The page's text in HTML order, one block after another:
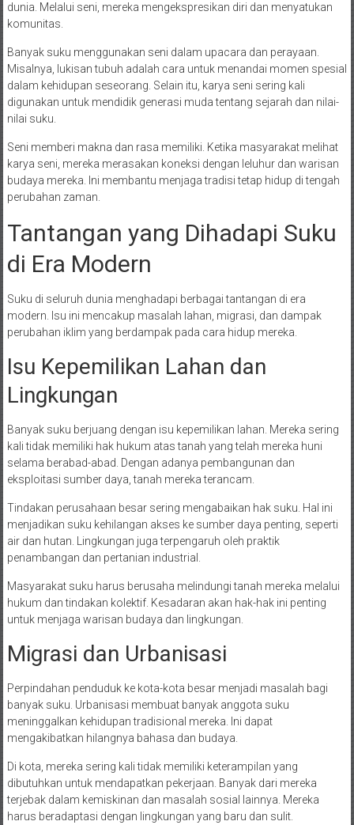
dunia. Melalui seni, mereka mengekspresikan diri dan menyatukan
komunitas.
Banyak suku menggunakan seni dalam upacara dan perayaan.
Misalnya, lukisan tubuh adalah cara untuk menandai momen spesial
dalam kehidupan seseorang. Selain itu, karya seni sering kali
digunakan untuk mendidik generasi muda tentang sejarah dan nilai-
nilai suku.
Seni memberi makna dan rasa memiliki. Ketika masyarakat melihat
karya seni, mereka merasakan koneksi dengan leluhur dan warisan
budaya mereka. Ini membantu menjaga tradisi tetap hidup di tengah
perubahan zaman.
Tantangan yang Dihadapi Suku
di Era Modern
Suku di seluruh dunia menghadapi berbagai tantangan di era
modern. Isu ini mencakup masalah lahan, migrasi, dan dampak
perubahan iklim yang berdampak pada cara hidup mereka.
Isu Kepemilikan Lahan dan
Lingkungan
Banyak suku berjuang dengan isu kepemilikan lahan. Mereka sering
kali tidak memiliki hak hukum atas tanah yang telah mereka huni
selama berabad-abad. Dengan adanya pembangunan dan
eksploitasi sumber daya, tanah mereka terancam.
Tindakan perusahaan besar sering mengabaikan hak suku. Hal ini
menjadikan suku kehilangan akses ke sumber daya penting, seperti
air dan hutan. Lingkungan juga terpengaruh oleh praktik
penambangan dan pertanian industrial.
Masyarakat suku harus berusaha melindungi tanah mereka melalui
hukum dan tindakan kolektif. Kesadaran akan hak-hak ini penting
untuk menjaga warisan budaya dan lingkungan.
Migrasi dan Urbanisasi
Perpindahan penduduk ke kota-kota besar menjadi masalah bagi
banyak suku. Urbanisasi membuat banyak anggota suku
meninggalkan kehidupan tradisional mereka. Ini dapat
mengakibatkan hilangnya bahasa dan budaya.
Di kota, mereka sering kali tidak memiliki keterampilan yang
dibutuhkan untuk mendapatkan pekerjaan. Banyak dari mereka
terjebak dalam kemiskinan dan masalah sosial lainnya. Mereka
harus beradaptasi dengan lingkungan yang baru dan sulit.